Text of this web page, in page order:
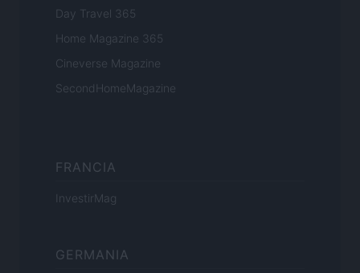
Day Travel 365
Home Magazine 365
Cineverse Magazine
SecondHomeMagazine
FRANCIA
InvestirMag
GERMANIA